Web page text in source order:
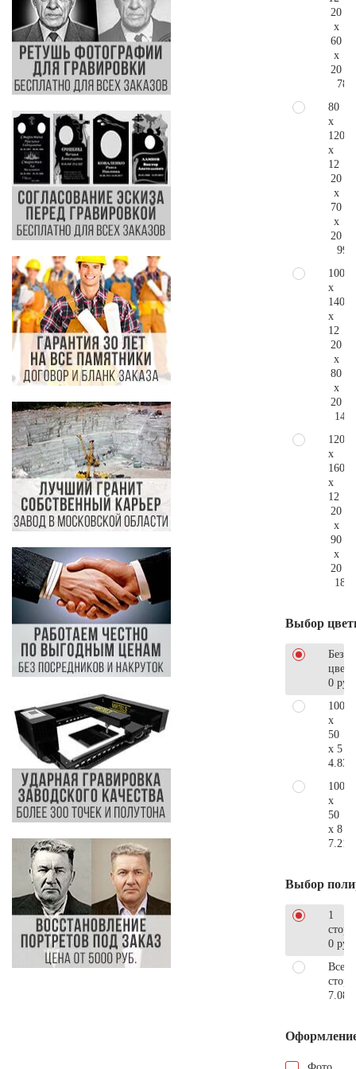
20
x
60
x
20
80
x
120
x
12
20
x
70
x
20
100
x
140
x
12
20
x
80
x
20
120
x
160
x
12
20
x
90
x
20
Выбор
Без
0 руб.
100
x
50
x 5
100
x
50
x 8
Выбор
1
0 руб.
Все